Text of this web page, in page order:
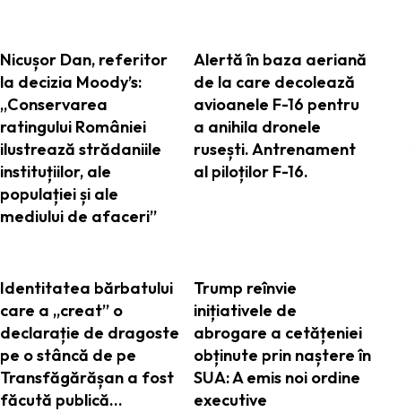
Nicușor Dan, referitor
la decizia Moody’s:
„Conservarea
ratingului României
ilustrează strădaniile
instituțiilor, ale
populației și ale
mediului de afaceri”
Alertă în baza aeriană
de la care decolează
avioanele F-16 pentru
a anihila dronele
rusești. Antrenament
al piloților F-16.
Identitatea bărbatului
care a „creat” o
declarație de dragoste
pe o stâncă de pe
Transfăgărășan a fost
făcută publică…
Trump reînvie
inițiativele de
abrogare a cetățeniei
obținute prin naștere în
SUA: A emis noi ordine
executive